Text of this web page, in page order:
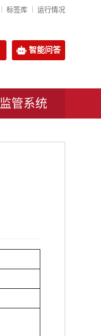
标签库 运行情况
智能问答
监管系统